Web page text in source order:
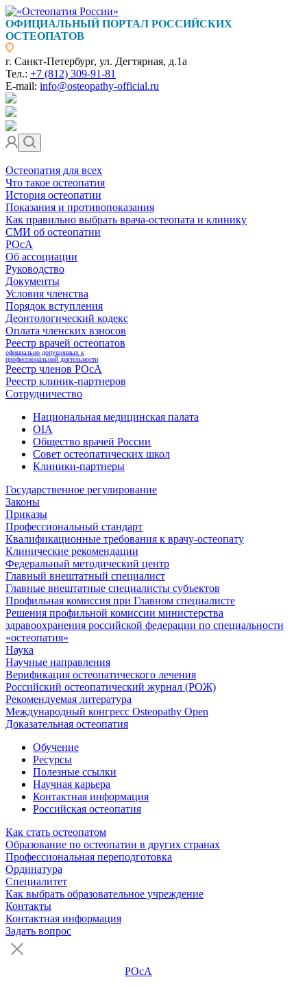
ОФИЦИАЛЬНЫЙ ПОРТАЛ РОССИЙСКИХ
ОСТЕОПАТОВ
г. Санкт-Петербург, ул. Дегтярная, д.1а
Тел.: +7 (812) 309-91-81
E-mail: info@osteopathy-official.ru
Остеопатия для всех
Что такое остеопатия
История остеопатии
Показания и противопоказания
Как правильно выбрать врача-остеопата и клинику
СМИ об остеопатии
РОсА
Об ассоциации
Руководство
Документы
Условия членства
Порядок вступления
Деонтологический кодекс
Оплата членских взносов
Реестр врачей остеопатов
официально допущенных к
профессиональной деятельности
Реестр членов РОсА
Реестр клиник-партнеров
Сотрудничество
Национальная медицинская палата
OIA
Общество врачей России
Совет остеопатических школ
Клиники-партнеры
Государственное регулирование
Законы
Приказы
Профессиональный стандарт
Квалификационные требования к врачу-остеопату
Клинические рекомендации
Федеральный методический центр
Главный внештатный специалист
Главные внештатные специалисты субъектов
Профильная комиссия при Главном специалисте
Решения профильной комиссии министерства
здравоохранения российской федерации по специальности
«остеопатия»
Наука
Научные направления
Верификация остеопатического лечения
Российский остеопатический журнал (РОЖ)
Рекомендуемая литература
Международный конгресс Osteopathy Open
Доказательная остеопатия
Обучение
Ресурсы
Полезные ссылки
Научная карьера
Контактная информация
Российская остеопатия
Как стать остеопатом
Образование по остеопатии в других странах
Профессиональная переподготовка
Ординатура
Специалитет
Как выбрать образовательное учреждение
Контакты
Контактная информация
Задать вопрос
РОсА